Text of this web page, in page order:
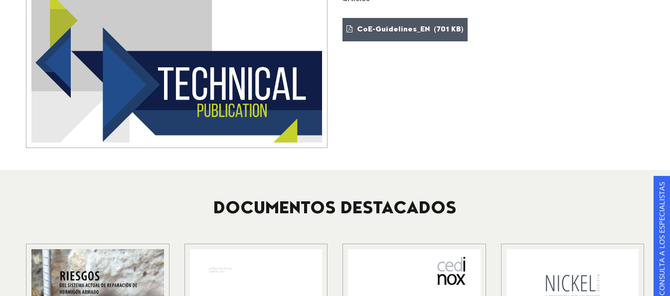
CoE-Guidelines_EN (701 KB)
DOCUMENTOS DESTACADOS CONSULTA A LOS ESPECIALISTAS